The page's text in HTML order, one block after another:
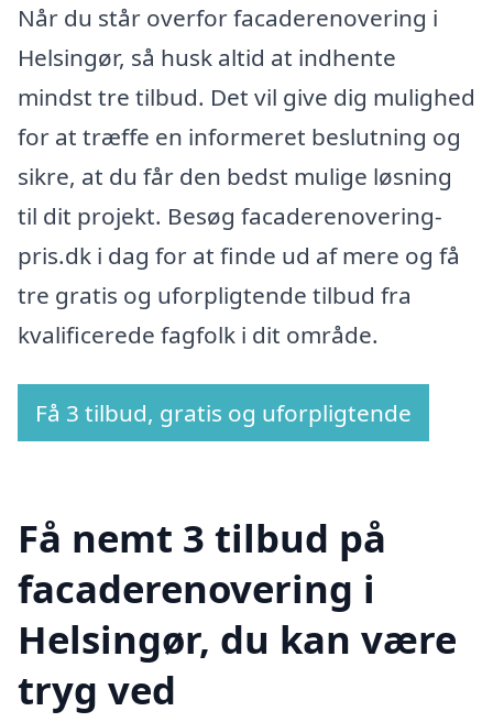
Når du står overfor facaderenovering i
Helsingør, så husk altid at indhente
mindst tre tilbud. Det vil give dig mulighed
for at træffe en informeret beslutning og
sikre, at du får den bedst mulige løsning
til dit projekt. Besøg facaderenovering-
pris.dk i dag for at finde ud af mere og få
tre gratis og uforpligtende tilbud fra
kvalificerede fagfolk i dit område.
Få 3 tilbud, gratis og uforpligtende
Få nemt 3 tilbud på
facaderenovering i
Helsingør, du kan være
tryg ved